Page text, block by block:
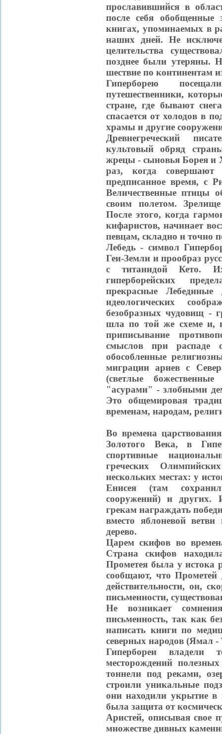
прославившийся в
после себя
книгах, упоминаемых в
наших дней. Не
целительства
позднее были утеряны.
шествие по континентам
Гиперборею
путешественники,
стране, где бывают
спасается от холодов в
храмы и другие
Древнегреческий
культовый обряд
жрецы - сыновья Борея и
раз, когда совершают
предписанное время, с
Величественные птицы
своим полетом.
После этого, когда
кифаристов, начинает
певцам, складно и точно
Лебедь - символ
Геи-Земли и прообраз
с титанидой Кето.
гиперборейских
прекрасные
идеологических
безобразных чудовищ -
шла по той же схеме и,
приписывание
смыслов при распаде
обособленные
миграции ариев с
(светлые
"асурами" - злобными
Это общемировая
временам, народам,
Во времена
Золотого Века, в
спортивные
греческих
нескольких местах: у
Енисея (там
сооружений) и других.
грекам награждать
вместо яблоневой
дерево.
Царем скифов во
Страна скифов
Прометея была у истока
сообщают, что Прометей
действительности, он,
письменности,
Не возникает
письменность, так как
написать книги по
северных народов (Ямал
Гипербореи владели
месторождений
тоннели под реками,
строили уникальные
они находили укрытие в
была защита от
Аристей, описывая свое
множестве дивных